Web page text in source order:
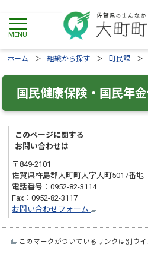
ホーム 組織から探す 町民課
国民健康保険・国民年
このページに関する
お問い合わせは
〒849-2101
佐賀県杵島郡大町町大字大町5017番地
電話番号：0952-82-3114
Fax：0952-82-3117
お問い合わせフォーム
このマークがついているリンクは別ウ